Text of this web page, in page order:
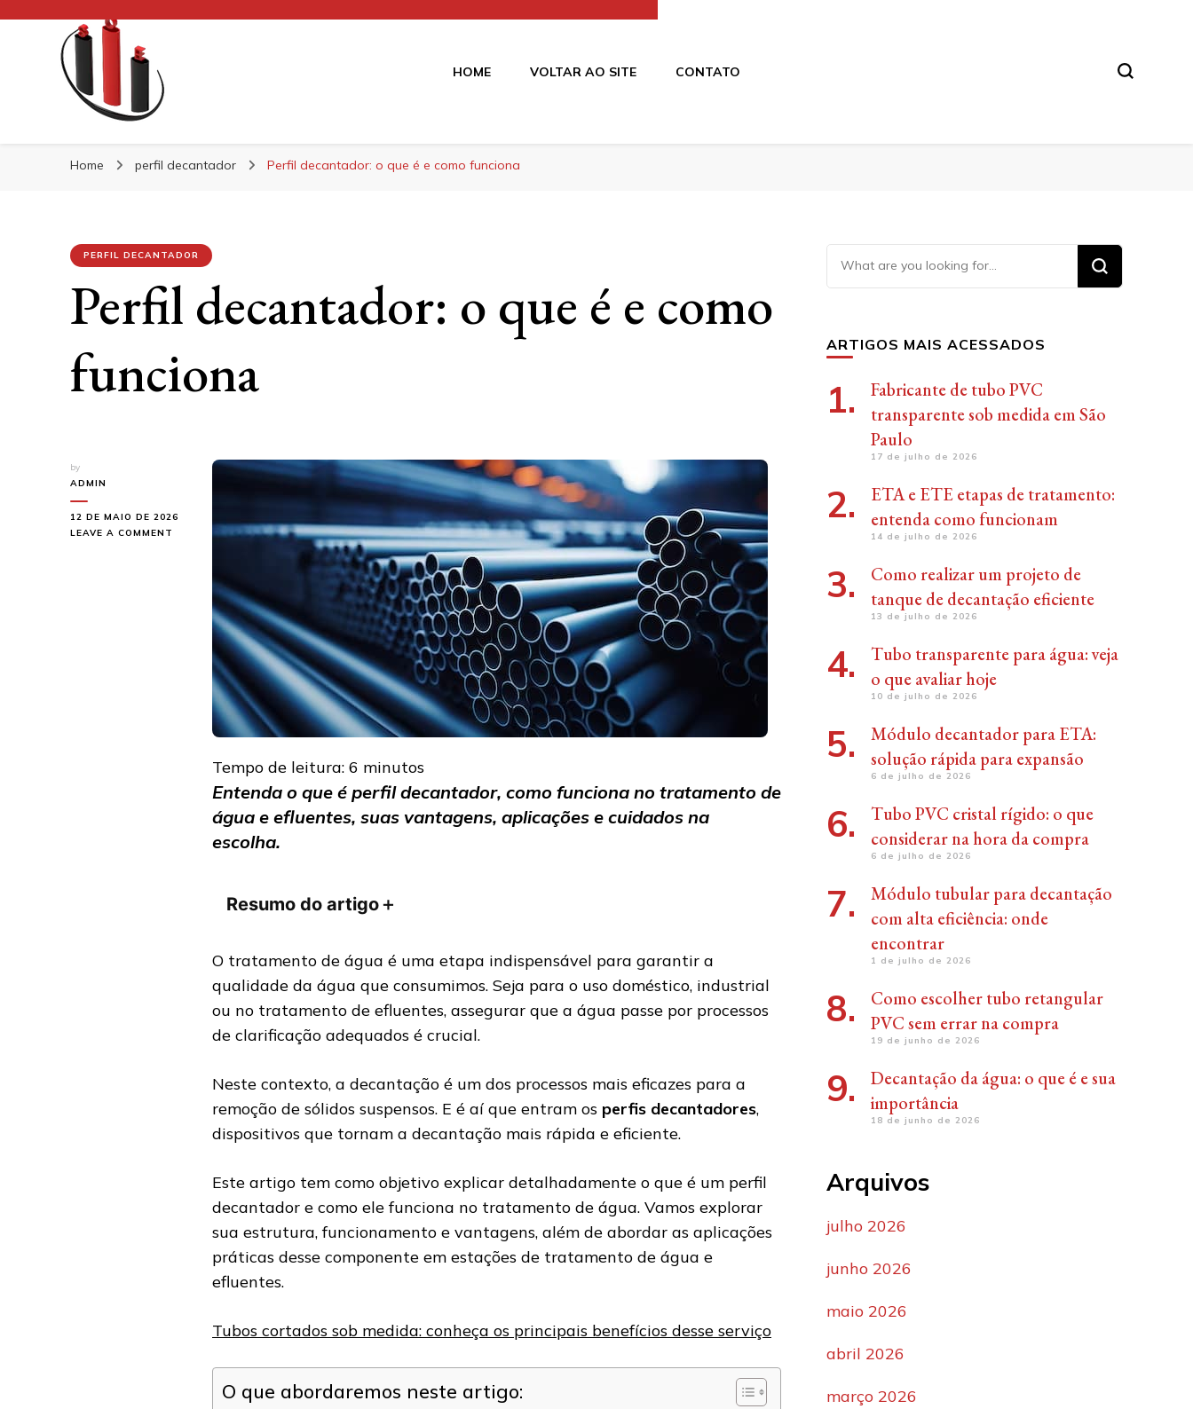
Blog Soe Laminados
HOME VOLTAR AO SITE CONTATO
Home perfil decantador Perfil decantador: o que é e como funciona
PERFIL DECANTADOR
Perfil decantador: o que é e como
funciona
by
ADMIN
12 DE MAIO DE 2026
LEAVE A COMMENT
FUNCIONA
Tempo de leitura: 6 minutos
Entenda o que é perfil decantador, como funciona no tratamento de
água e efluentes, suas vantagens, aplicações e cuidados na
escolha.
Resumo do artigo＋
O tratamento de água é uma etapa indispensável para garantir a
qualidade da água que consumimos. Seja para o uso doméstico, industrial
ou no tratamento de efluentes, assegurar que a água passe por processos
de clarificação adequados é crucial.
Neste contexto, a decantação é um dos processos mais eficazes para a
remoção de sólidos suspensos. E é aí que entram os perfis decantadores,
dispositivos que tornam a decantação mais rápida e eficiente.
Este artigo tem como objetivo explicar detalhadamente o que é um perfil
decantador e como ele funciona no tratamento de água. Vamos explorar
sua estrutura, funcionamento e vantagens, além de abordar as aplicações
práticas desse componente em estações de tratamento de água e
efluentes.
Tubos cortados sob medida: conheça os principais benefícios desse serviço
O que abordaremos neste artigo:
Looking
for
ARTIGOS MAIS ACESSADOS
Fabricante de tubo PVC
transparente sob medida em São
Paulo
17 de julho de 2026
ETA e ETE etapas de tratamento:
entenda como funcionam
14 de julho de 2026
Como realizar um projeto de
tanque de decantação eficiente
13 de julho de 2026
Tubo transparente para água: veja
o que avaliar hoje
10 de julho de 2026
Módulo decantador para ETA:
solução rápida para expansão
6 de julho de 2026
Tubo PVC cristal rígido: o que
considerar na hora da compra
6 de julho de 2026
Módulo tubular para decantação
com alta eficiência: onde
encontrar
1 de julho de 2026
Como escolher tubo retangular
PVC sem errar na compra
19 de junho de 2026
Decantação da água: o que é e sua
importância
18 de junho de 2026
Arquivos
julho 2026
junho 2026
maio 2026
abril 2026
março 2026